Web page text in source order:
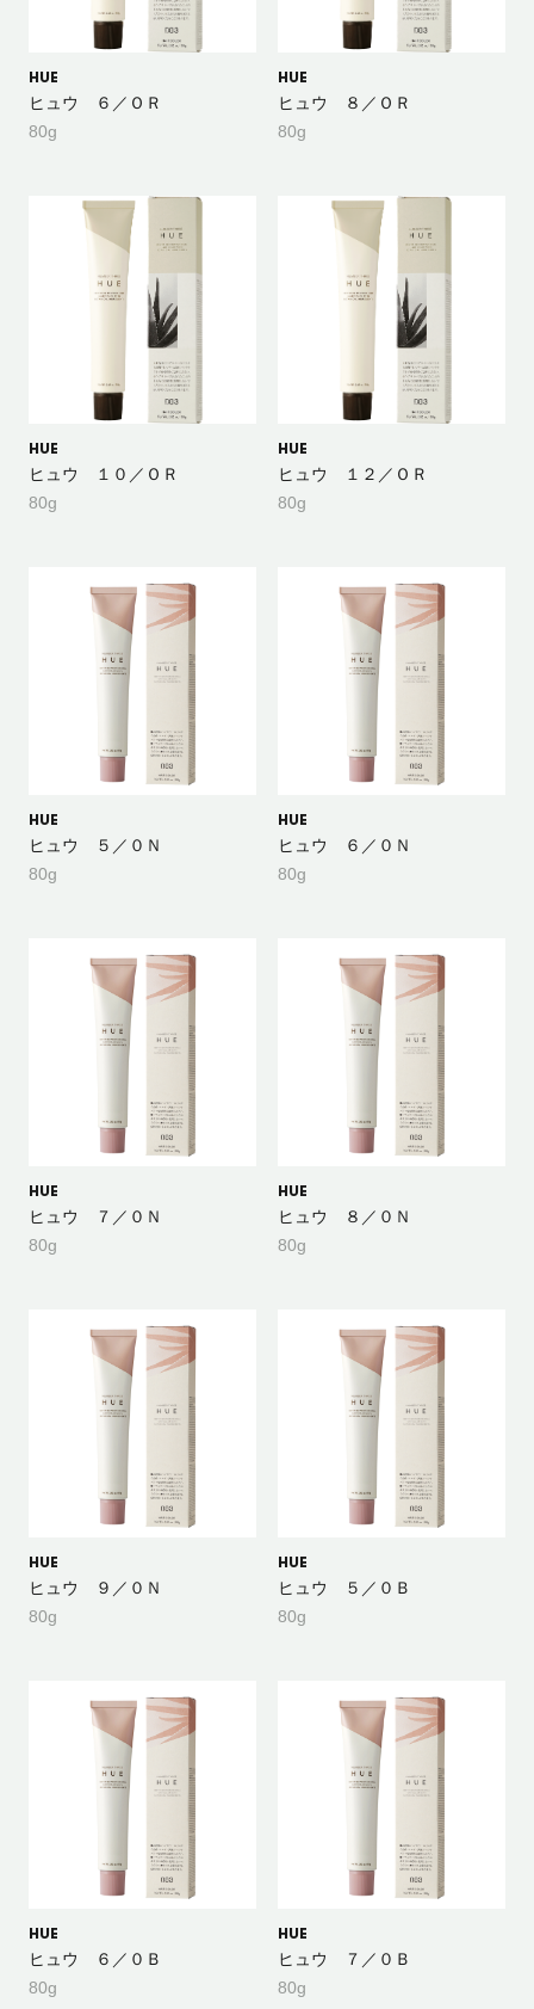
HUE
ヒュウ ６／ＯＲ
80g
HUE
ヒュウ ８／ＯＲ
80g
HUE
ヒュウ １０／ＯＲ
80g
HUE
ヒュウ １２／ＯＲ
80g
HUE
ヒュウ ５／０Ｎ
80g
HUE
ヒュウ ６／０Ｎ
80g
HUE
ヒュウ ７／０Ｎ
80g
HUE
ヒュウ ８／０Ｎ
80g
HUE
ヒュウ ９／０Ｎ
80g
HUE
ヒュウ ５／０Ｂ
80g
HUE
ヒュウ ６／０Ｂ
80g
HUE
ヒュウ ７／０Ｂ
80g